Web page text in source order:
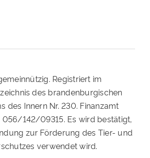
Registriert im
des brandenburgischen
des Innern Nr. 230. Finanzamt
056/142/09315. Es wird bestätigt,
zur Förderung des Tier- und
verwendet wird.